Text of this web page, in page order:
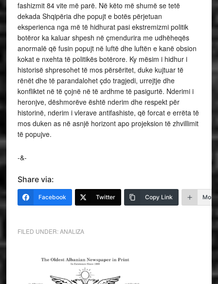
fashizmit 84 vite më parë. Në këto më shumë se tetë
dekada Shqipëria dhe popujt e botës përjetuan
eksperienca nga më të hidhurat pasi ekstremizmi politik
botëror ka kaluar shpesh në çmendurira me udhëheqës
anormalë që fusin popujt në luftë dhe luftën e kanë obsion
kokat e nxehta të politikës botërore. Ky mësim i hidhur i
historisë shpresohet të mos përsëritet, duke kujtuar të
rënët dhe të parandalohet çdo tragjedi, urrejtje dhe
konfliktet në të çojnë në të ardhme të pasigurtë. Nderimi i
heronjve, dëshmorëve është nderim dhe respekt për
historinë, nderim i vlerave antifashiste, që forcat e errëta të
mos duken as në asnjë horizont apo projeksion të zhvillimit
të popujve.
-&-
Share via:
Facebook Twitter Copy Link More
FILED UNDER:ANALIZA